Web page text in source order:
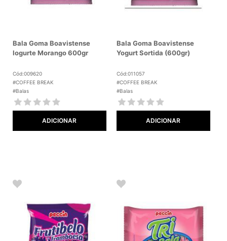
Bala Goma Boavistense
Iogurte Morango 600gr
Cód:009620
#COFFEE BREAK
#Balas
ADICIONAR
Bala Goma Boavistense
Yogurt Sortida (600gr)
Cód:011057
#COFFEE BREAK
#Balas
ADICIONAR